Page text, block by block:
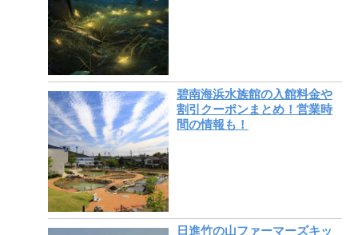
碧南海浜水族館の入館料金や
割引クーポンまとめ！営業時
間の情報も！
日進竹の山ファーマーズキッ